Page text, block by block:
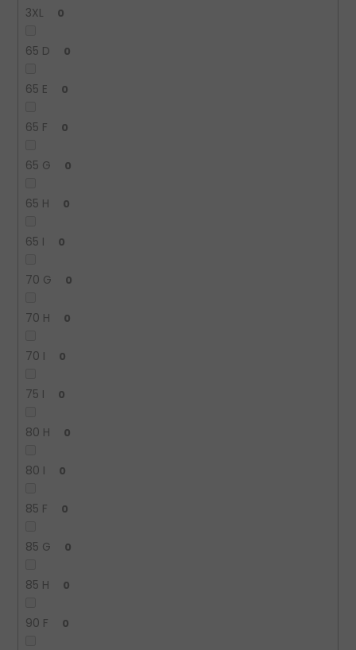
3XL 0
65 D 0
65 E 0
65 F 0
65 G 0
65 H 0
65 I 0
70 G 0
70 H 0
70 I 0
75 I 0
80 H 0
80 I 0
85 F 0
85 G 0
85 H 0
90 F 0